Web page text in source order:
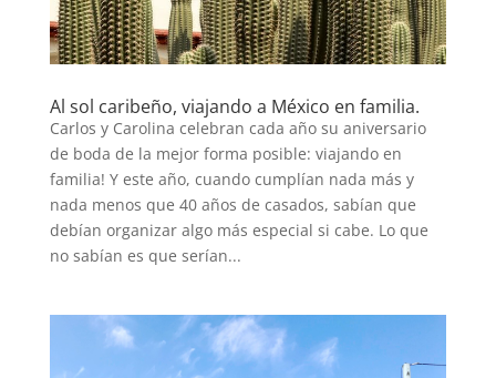
Al sol caribeño, viajando a México en familia.
Carlos y Carolina celebran cada año su aniversario
de boda de la mejor forma posible: viajando en
familia! Y este año, cuando cumplían nada más y
nada menos que 40 años de casados, sabían que
debían organizar algo más especial si cabe. Lo que
no sabían es que serían...